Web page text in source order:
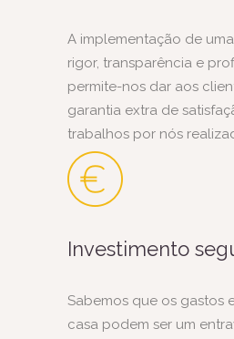
A implementação de
rigor, transparência e
permite-nos dar aos
garantia extra de
trabalhos por nós
Investimento
Sabemos que os gastos
casa podem ser um